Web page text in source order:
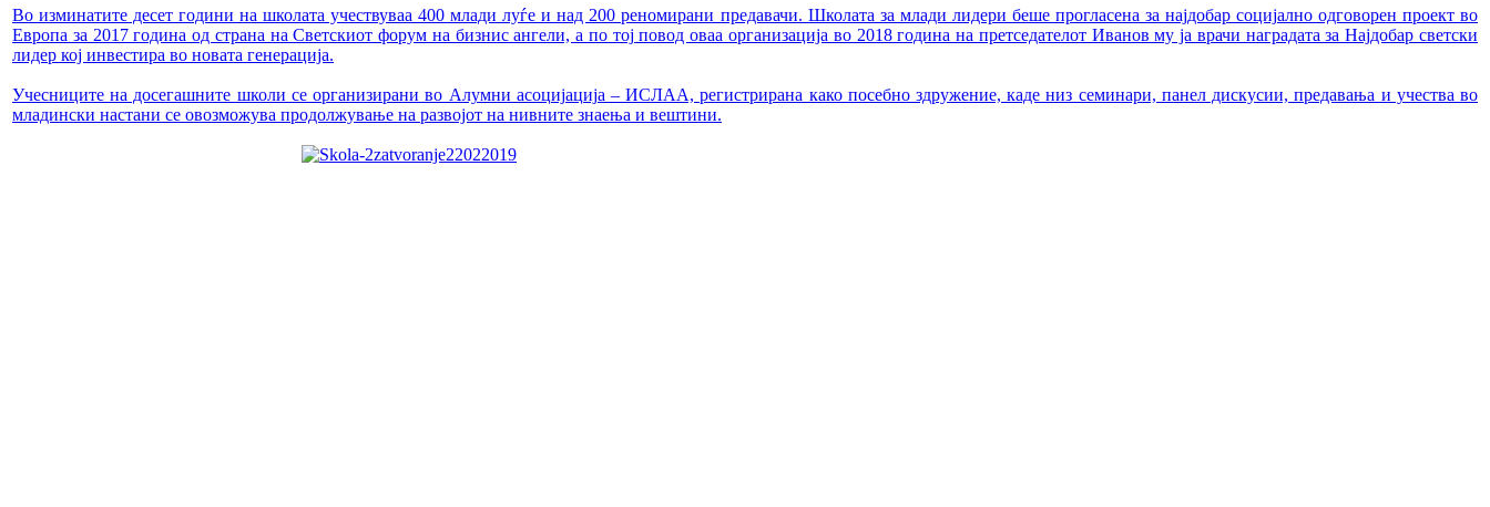
Во изминатите десет години на школата учествуваа 400 млади луѓе и над 200 реномирани предавачи. Школата за млади лидери беше прогласена за најдобар социјално одговорен проект во
Европа за 2017 година од страна на Светскиот форум на бизнис ангели, а по тој повод оваа организација во 2018 година на претседателот Иванов му ја врачи наградата за Најдобар светски
лидер кој инвестира во новата генерација.
Учесниците на досегашните школи се организирани во Алумни асоцијација – ИСЛАА, регистрирана како посебно здружение, каде низ семинари, панел дискусии, предавања и учества во
младински настани се овозможува продолжување на развојот на нивните знаења и вештини.